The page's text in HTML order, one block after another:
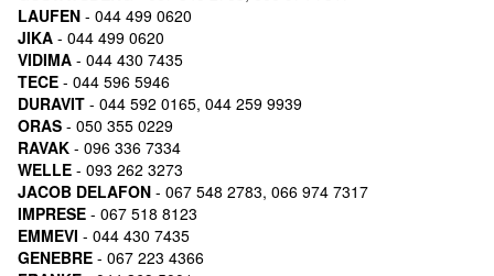
LAUFEN - 044 499 0620
JIKA - 044 499 0620
VIDIMA - 044 430 7435
TECE - 044 596 5946
DURAVIT - 044 592 0165, 044 259 9939
ORAS - 050 355 0229
RAVAK - 096 336 7334
WELLE - 093 262 3273
JACOB DELAFON - 067 548 2783, 066 974 7317
IMPRESE - 067 518 8123
EMMEVI - 044 430 7435
GENEBRE - 067 223 4366